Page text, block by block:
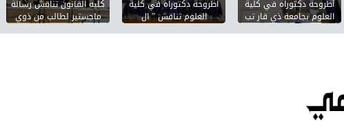
أطروحة دكتوراه في كلية
العلوم بجامعة ذي قار تب
اطروحة دكتوراه في كلية
العلوم تناقش ” ال
كلية القانون تناقش رسالة
ماجستير لطالب من ذوي